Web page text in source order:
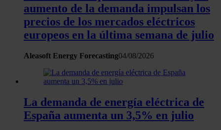
uso que haga del sitio web con nuestros partners de redes
sociales, publicidad y análisis web, quienes pueden
con otra información que les haya proporcionado o que
aumento de la demanda impulsan los
precios de los mercados eléctricos
europeos en la última semana de julio
Aleasoft Energy Forecasting04/08/2026
La demanda de energía eléctrica de
España aumenta un 3,5% en julio